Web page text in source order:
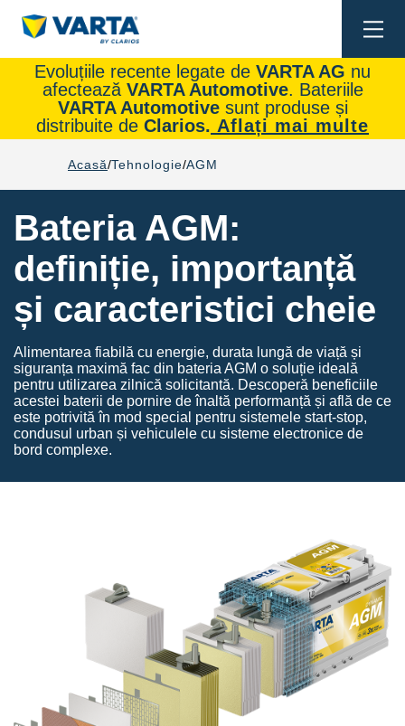
Evoluțiile recente legate de VARTA AG nu
afectează VARTA Automotive. Bateriile
VARTA Automotivesunt produse și
distribuite de Clarios. Aflați mai multe
Acasă Tehnologie AGM
Bateria AGM:
definiție, importanță
și caracteristici cheie
Alimentarea fiabilă cu energie, durata lungă de viață și
siguranța maximă fac din bateria AGM o soluție ideală
pentru utilizarea zilnică solicitantă. Descoperă beneficiile
acestei baterii de pornire de înaltă performanță și află de ce
este potrivită în mod special pentru sistemele start‑stop,
condusul urban și vehiculele cu sisteme electronice de
bord complexe.